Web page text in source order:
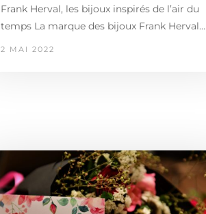
Frank Herval, les bijoux inspirés de l’air du
temps La marque des bijoux Frank Herval…
2 MAI 2022